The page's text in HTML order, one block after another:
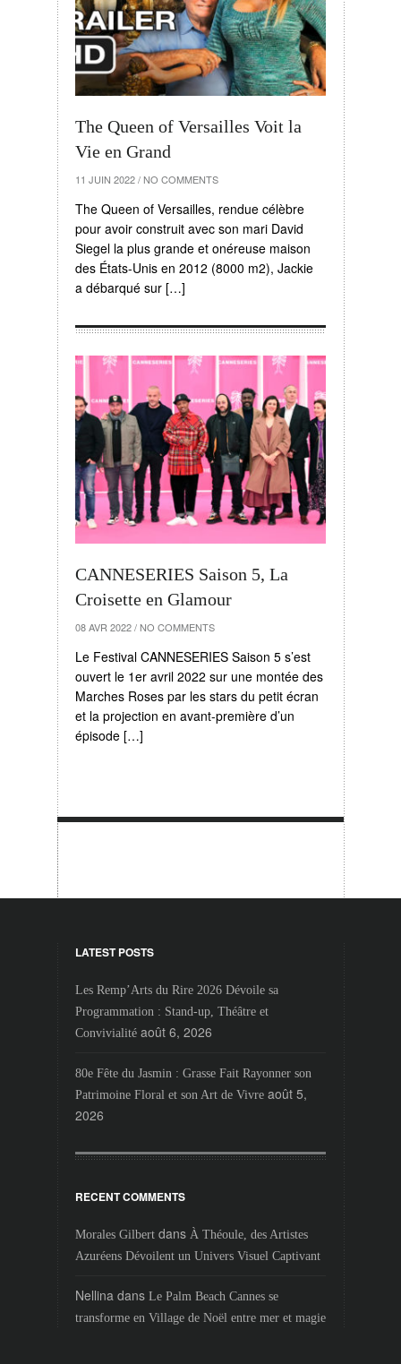
The Queen of Versailles Voit la
Vie en Grand
11 JUIN 2022 / NO COMMENTS
The Queen of Versailles, rendue célèbre
pour avoir construit avec son mari David
Siegel la plus grande et onéreuse maison
des États-Unis en 2012 (8000 m2), Jackie
a débarqué sur […]
CANNESERIES Saison 5, La
Croisette en Glamour
08 AVR 2022 / NO COMMENTS
Le Festival CANNESERIES Saison 5 s’est
ouvert le 1er avril 2022 sur une montée des
Marches Roses par les stars du petit écran
et la projection en avant-première d’un
épisode […]
LATEST POSTS
Les Remp’Arts du Rire 2026 Dévoile sa
Programmation : Stand-up, Théâtre et
Convivialité août 6, 2026
80e Fête du Jasmin : Grasse Fait Rayonner son
Patrimoine Floral et son Art de Vivre août 5,
2026
RECENT COMMENTS
Morales Gilbertdans À Théoule, des Artistes
Azuréens Dévoilent un Univers Visuel Captivant
Nellinadans Le Palm Beach Cannes se
transforme en Village de Noël entre mer et magie